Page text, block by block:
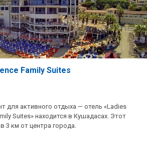
Family Suites
для активного отдыха — отель «Ladies
Suites» находится в Кушадасах. Этот
3 км от центра города.